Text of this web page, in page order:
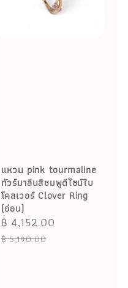
แหวน pink tourmaline
ทัวร์มาลีนสีชมพูดีไซน์ใบ
โคลเวอร์ Clover Ring
(อ่อน)
Sale
price
฿ 4,152.00
฿ 5,190.00